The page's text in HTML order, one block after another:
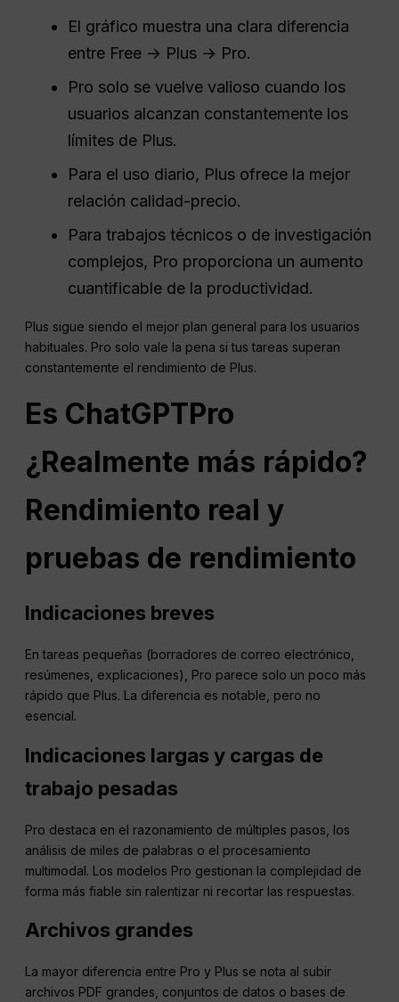
El gráfico muestra una clara diferencia
entre Free → Plus → Pro.
Pro solo se vuelve valioso cuando los
usuarios alcanzan constantemente los
límites de Plus.
Para el uso diario, Plus ofrece la mejor
relación calidad-precio.
Para trabajos técnicos o de investigación
complejos, Pro proporciona un aumento
cuantificable de la productividad.
Plus sigue siendo el mejor plan general para los usuarios
habituales. Pro solo vale la pena si tus tareas superan
constantemente el rendimiento de Plus.
Es ChatGPTPro
¿Realmente más rápido?
Rendimiento real y
pruebas de rendimiento
Indicaciones breves
En tareas pequeñas (borradores de correo electrónico,
resúmenes, explicaciones), Pro parece solo un poco más
rápido que Plus. La diferencia es notable, pero no
esencial.
Indicaciones largas y cargas de
trabajo pesadas
Pro destaca en el razonamiento de múltiples pasos, los
análisis de miles de palabras o el procesamiento
multimodal. Los modelos Pro gestionan la complejidad de
forma más fiable sin ralentizar ni recortar las respuestas.
Archivos grandes
La mayor diferencia entre Pro y Plus se nota al subir
archivos PDF grandes, conjuntos de datos o bases de